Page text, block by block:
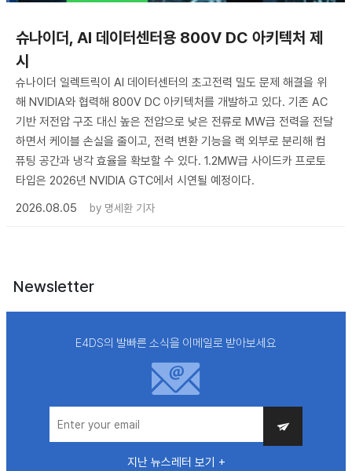
슈나이더, AI 데이터센터용 800V DC 아키텍처 제
시
슈나이더 일렉트릭이 AI 데이터센터의 초고전력 밀도 문제 해결을 위
해 NVIDIA와 협력해 800V DC 아키텍처를 개발하고 있다. 기존 AC
기반 저전압 구조 대신 높은 전압으로 낮은 전류로 MW급 전력을 전달
하면서 케이블 손실을 줄이고, 전력 변환 기능을 랙 외부로 분리해 컴
퓨팅 공간과 냉각 효율을 확보할 수 있다. 1.2MW급 사이드카 프로토
타입은 2026년 NVIDIA GTC에서 시연될 예정이다.
2026.08.05
by 명세환 기자
Newsletter
E4DS의 발빠른 소식을 이메일로 받아보세요
지난 뉴스레터 보기 +